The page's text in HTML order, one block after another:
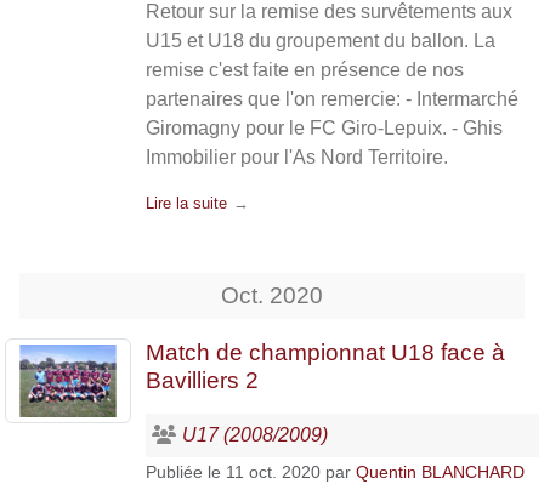
Retour sur la remise des survêtements aux
U15 et U18 du groupement du ballon. La
remise c'est faite en présence de nos
partenaires que l'on remercie: - Intermarché
Giromagny pour le FC Giro-Lepuix. - Ghis
Immobilier pour l'As Nord Territoire.
Lire la suite
Oct. 2020
Match de championnat U18 face à
Bavilliers 2
U17 (2008/2009)
Publiée le 11 oct. 2020 par Quentin BLANCHARD